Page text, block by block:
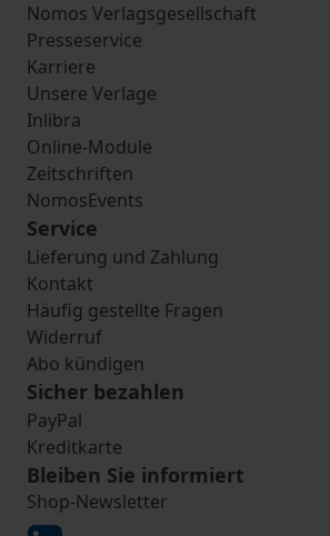
Nomos Verlagsgesellschaft
Presseservice
Karriere
Unsere Verlage
Inlibra
Online-Module
Zeitschriften
NomosEvents
Service
Lieferung und Zahlung
Kontakt
Häufig gestellte Fragen
Widerruf
Abo kündigen
Sicher bezahlen
PayPal
Kreditkarte
Bleiben Sie informiert
Shop-Newsletter